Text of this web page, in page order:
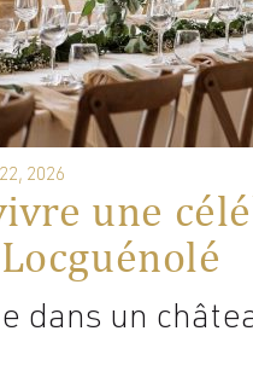
2026
une
dans un